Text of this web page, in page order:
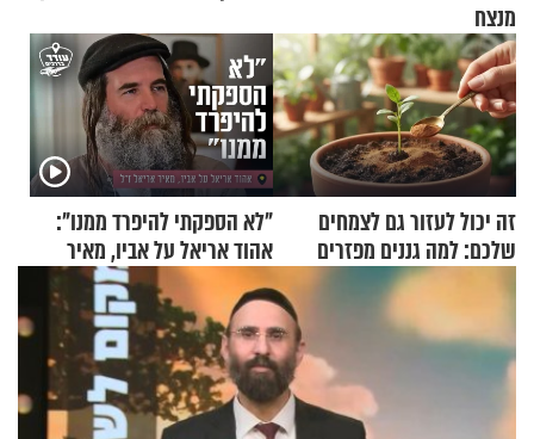
מנצח
זה יכול לעזור גם לצמחים
שלכם: למה גננים מפזרים
קינמון בעציצים?
"לא הספקתי להיפרד ממנו":
אהוד אריאל על אביו, מאיר
אריאל ז"ל